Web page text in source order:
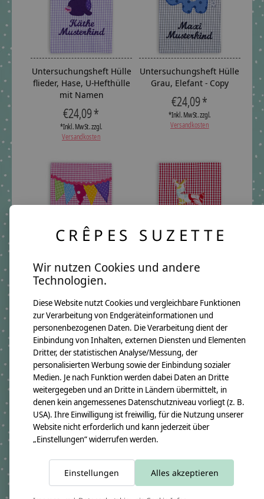
Untersuchungsheft Hülle
flieder, Hase, U-Hefthülle
mit Namen
€24,09 *
*Inkl. MwSt. zzgl.
Versandkosten
Untersuchungsheft Hülle
Grau, Elefant - Copy
€24,09 *
*Inkl. MwSt. zzgl.
Versandkosten
Untersuchungsheft Hülle
aus Stoff, Wimpelkette
€24,09 *
*Inkl. MwSt. zzgl.
Versandkosten
crêpes suzette
€24,09 *
*Inkl. MwSt. zzgl.
Versandkosten
crêpes suzette
Untersuchungsheft Hülle
Untersuchungsheft Hülle
rosa, Bär , U-Hefthülle
CRÊPES SUZETTE
Wir nutzen Cookies und andere
Technologien.
Diese Website nutzt Cookies und vergleichbare Funktionen
zur Verarbeitung von Endgeräteinformationen und
personenbezogenen Daten. Die Verarbeitung dient der
Einbindung von Inhalten, externen Diensten und Elementen
Dritter, der statistischen Analyse/Messung, der
personalisierten Werbung sowie der Einbindung sozialer
Medien. Je nach Funktion werden dabei Daten an Dritte
weitergegeben und an Dritte in Ländern übermittelt, in
denen kein angemessenes Datenschutzniveau vorliegt (z. B.
USA). Ihre Einwilligung ist freiwillig, für die Nutzung unserer
Website nicht erforderlich und kann jederzeit über
„Einstellungen“ widerrufen werden.
Einstellungen Alles akzeptieren